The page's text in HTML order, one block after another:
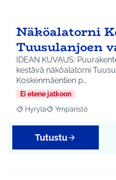
Näköalatorni
Tuusulanjoen
IDEAN KUVAUS:
kestävä näköalatorni
Koskenmäentien p…
Ei etene jatkoon
Rajaa tulokset aihepiirin
Hyrylä Rajaa tulokset
Ympäristö
Tutustu